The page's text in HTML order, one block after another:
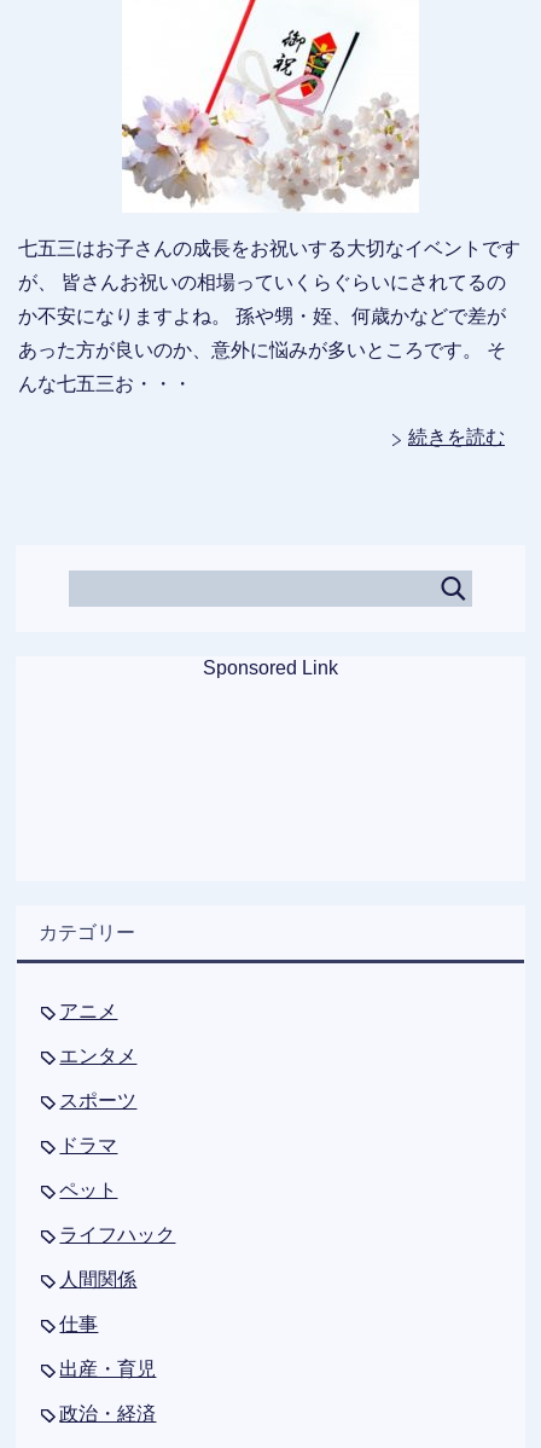
七五三はお子さんの成長をお祝いする大切なイベントです
が、 皆さんお祝いの相場っていくらぐらいにされてるの
か不安になりますよね。 孫や甥・姪、何歳かなどで差が
あった方が良いのか、意外に悩みが多いところです。 そ
んな七五三お・・・
続きを読む
Sponsored Link
カテゴリー
アニメ
エンタメ
スポーツ
ドラマ
ペット
ライフハック
人間関係
仕事
出産・育児
政治・経済